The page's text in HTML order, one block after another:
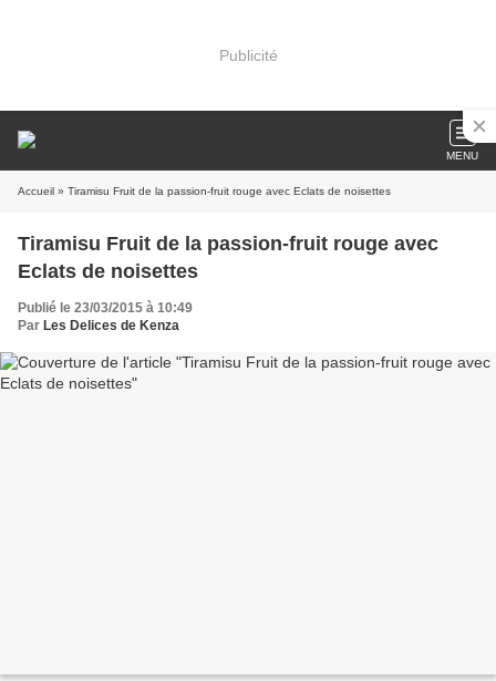
Publicité
MENU
Accueil » Tiramisu Fruit de la passion-fruit rouge avec Eclats de noisettes
Tiramisu Fruit de la passion-fruit rouge avec
Eclats de noisettes
Publié le 23/03/2015 à 10:49
Par Les Delices de Kenza